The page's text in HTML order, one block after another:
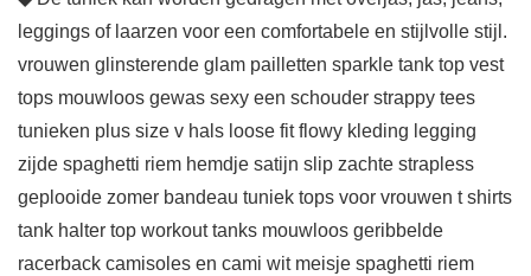
leggings of laarzen voor een comfortabele en stijlvolle stijl.
vrouwen glinsterende glam pailletten sparkle tank top vest
tops mouwloos gewas sexy een schouder strappy tees
tunieken plus size v hals loose fit flowy kleding legging
zijde spaghetti riem hemdje satijn slip zachte strapless
geplooide zomer bandeau tuniek tops voor vrouwen t shirts
tank halter top workout tanks mouwloos geribbelde
racerback camisoles en cami wit meisje spaghetti riem